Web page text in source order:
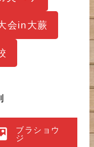
会in大蕨
ブラショウ
ジ